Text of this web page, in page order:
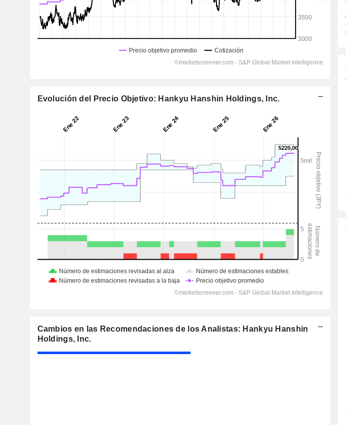
Evolución del Precio Objetivo: Hankyu Hanshin Holdings, Inc.
Cambios en las Recomendaciones de los Analistas: Hankyu Hanshin
Holdings, Inc.